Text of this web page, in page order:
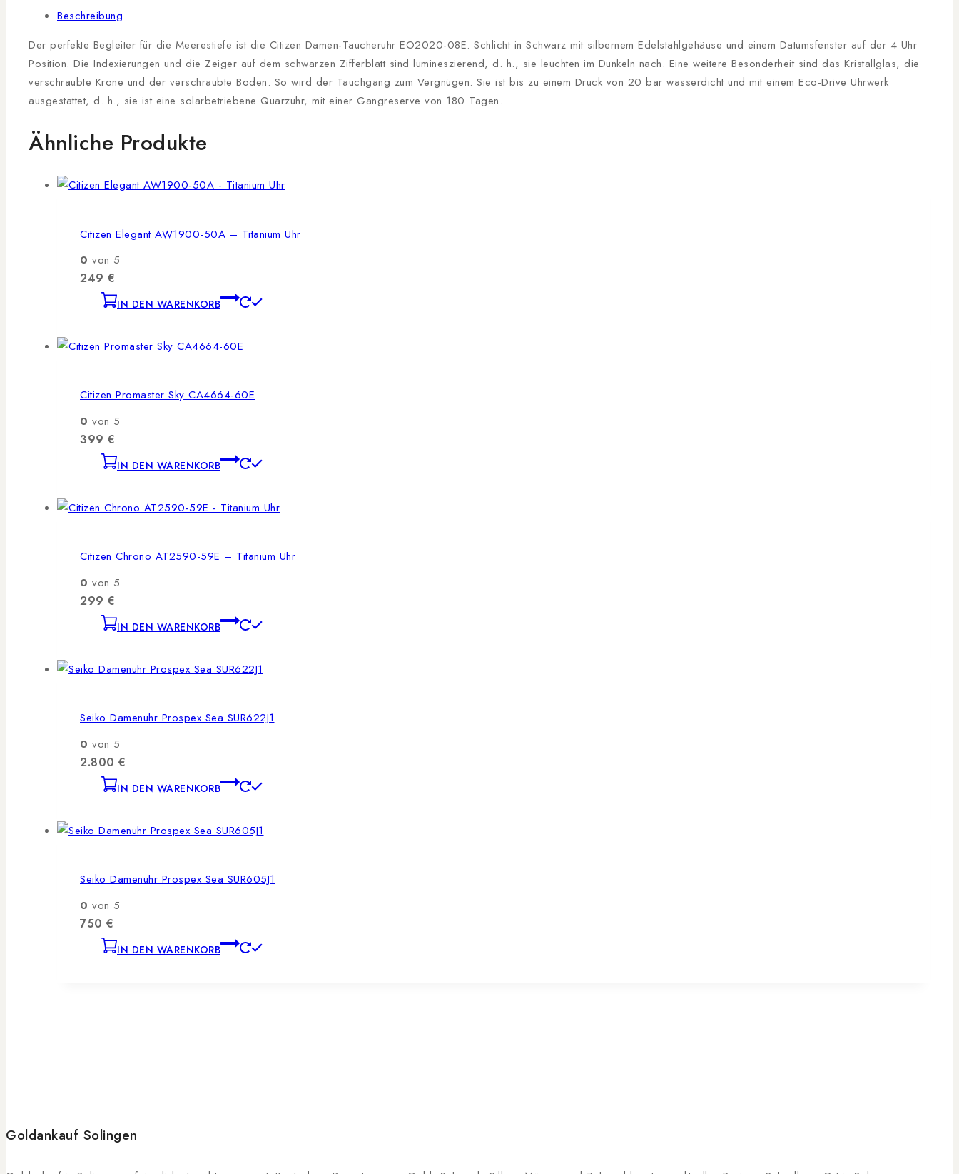
Beschreibung
Der perfekte Begleiter für die Meerestiefe ist die Citizen Damen-Taucheruhr EO2020-08E. Schlicht in Schwarz mit silbernem Edelstahlgehäuse und einem Datumsfenster auf der 4 Uhr
Position. Die Indexierungen und die Zeiger auf dem schwarzen Zifferblatt sind lumineszierend, d. h., sie leuchten im Dunkeln nach. Eine weitere Besonderheit sind das Kristallglas, die
verschraubte Krone und der verschraubte Boden. So wird der Tauchgang zum Vergnügen. Sie ist bis zu einem Druck von 20 bar wasserdicht und mit einem Eco-Drive Uhrwerk
ausgestattet, d. h., sie ist eine solarbetriebene Quarzuhr, mit einer Gangreserve von 180 Tagen.
Ähnliche Produkte
Citizen Elegant AW1900-50A – Titanium Uhr
0 von 5
249 €
IN DEN WARENKORB
Citizen Promaster Sky CA4664-60E
0 von 5
399 €
IN DEN WARENKORB
Citizen Chrono AT2590-59E – Titanium Uhr
0 von 5
299 €
IN DEN WARENKORB
Seiko Damenuhr Prospex Sea SUR622J1
0 von 5
2.800 €
IN DEN WARENKORB
Seiko Damenuhr Prospex Sea SUR605J1
0 von 5
750 €
IN DEN WARENKORB
Goldankauf Solingen